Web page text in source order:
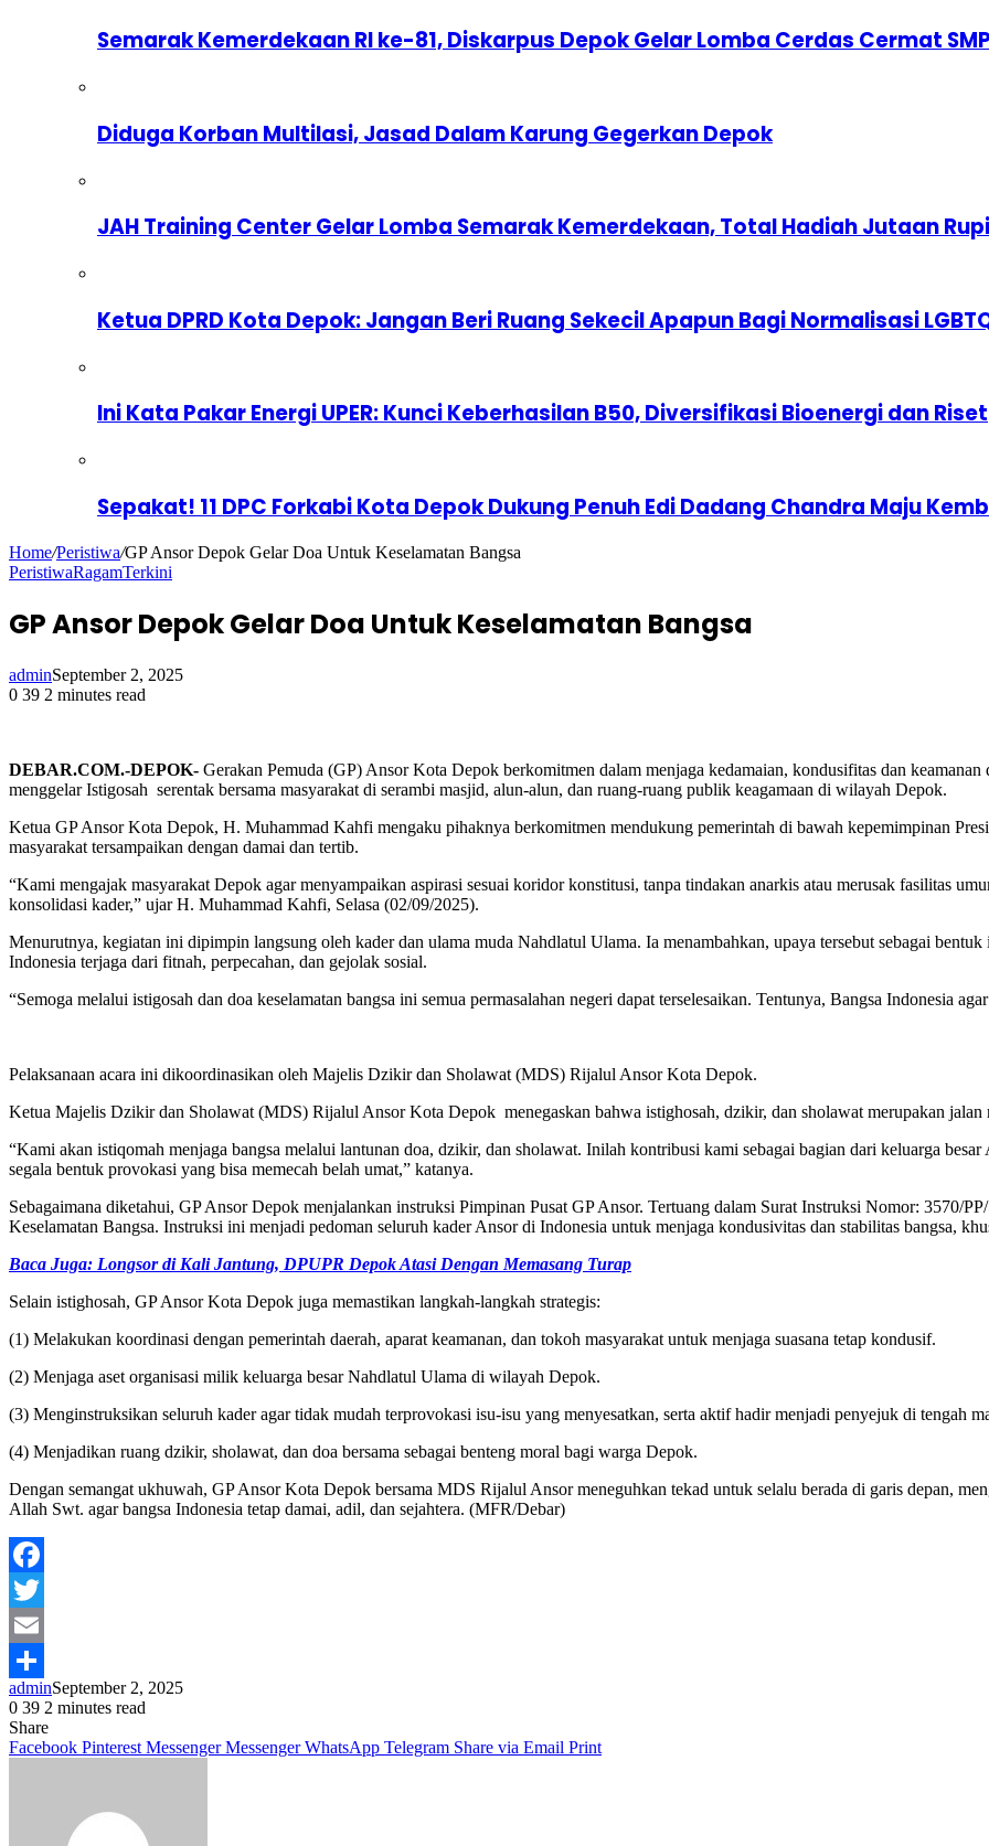
Semarak Kemerdekaan RI ke-81, Diskarpus Depok Gelar Lomba Cerdas Cermat
Diduga Korban Multilasi, Jasad Dalam Karung Gegerkan Depok
JAH Training Center Gelar Lomba Semarak Kemerdekaan, Total Hadiah Jutaan
Ketua DPRD Kota Depok: Jangan Beri Ruang Sekecil Apapun Bagi Normalisasi
Ini Kata Pakar Energi UPER: Kunci Keberhasilan B50, Diversifikasi Bioenergi dan Riset
Sepakat! 11 DPC Forkabi Kota Depok Dukung Penuh Edi Dadang Chandra Maju
Home/Peristiwa/GP Ansor Depok Gelar Doa Untuk Keselamatan Bangsa
PeristiwaRagamTerkini
GP Ansor Depok Gelar Doa Untuk Keselamatan Bangsa
adminSeptember 2, 2025
0 39 2 minutes read
DEBAR.COM.-DEPOK- Gerakan Pemuda (GP) Ansor Kota Depok berkomitmen dalam menjaga kedamaian, kondusifitas dan
menggelar Istigosah serentak bersama masyarakat di serambi masjid, alun-alun, dan ruang-ruang publik keagamaan di wilayah Depok.
Ketua GP Ansor Kota Depok, H. Muhammad Kahfi mengaku pihaknya berkomitmen mendukung pemerintah di bawah kepemimpinan
masyarakat tersampaikan dengan damai dan tertib.
“Kami mengajak masyarakat Depok agar menyampaikan aspirasi sesuai koridor konstitusi, tanpa tindakan anarkis atau merusak fasilitas
konsolidasi kader,” ujar H. Muhammad Kahfi, Selasa (02/09/2025).
Menurutnya, kegiatan ini dipimpin langsung oleh kader dan ulama muda Nahdlatul Ulama. Ia menambahkan, upaya tersebut sebagai
Indonesia terjaga dari fitnah, perpecahan, dan gejolak sosial.
“Semoga melalui istigosah dan doa keselamatan bangsa ini semua permasalahan negeri dapat terselesaikan. Tentunya, Bangsa Indonesia
Pelaksanaan acara ini dikoordinasikan oleh Majelis Dzikir dan Sholawat (MDS) Rijalul Ansor Kota Depok.
Ketua Majelis Dzikir dan Sholawat (MDS) Rijalul Ansor Kota Depok menegaskan bahwa istighosah, dzikir, dan sholawat merupakan
“Kami akan istiqomah menjaga bangsa melalui lantunan doa, dzikir, dan sholawat. Inilah kontribusi kami sebagai bagian dari keluarga
segala bentuk provokasi yang bisa memecah belah umat,” katanya.
Sebagaimana diketahui, GP Ansor Depok menjalankan instruksi Pimpinan Pusat GP Ansor. Tertuang dalam Surat Instruksi Nomor: 3570/
Keselamatan Bangsa. Instruksi ini menjadi pedoman seluruh kader Ansor di Indonesia untuk menjaga kondusivitas dan stabilitas bangsa,
Baca Juga: Longsor di Kali Jantung, DPUPR Depok Atasi Dengan Memasang Turap
Selain istighosah, GP Ansor Kota Depok juga memastikan langkah-langkah strategis:
(1) Melakukan koordinasi dengan pemerintah daerah, aparat keamanan, dan tokoh masyarakat untuk menjaga suasana tetap kondusif.
(2) Menjaga aset organisasi milik keluarga besar Nahdlatul Ulama di wilayah Depok.
(3) Menginstruksikan seluruh kader agar tidak mudah terprovokasi isu-isu yang menyesatkan, serta aktif hadir menjadi penyejuk di tengah
(4) Menjadikan ruang dzikir, sholawat, dan doa bersama sebagai benteng moral bagi warga Depok.
Dengan semangat ukhuwah, GP Ansor Kota Depok bersama MDS Rijalul Ansor meneguhkan tekad untuk selalu berada di garis depan,
Allah Swt. agar bangsa Indonesia tetap damai, adil, dan sejahtera. (MFR/Debar)
Facebook
Twitter
Email
Share
adminSeptember 2, 2025
0 39 2 minutes read
Share
Facebook Pinterest Messenger Messenger WhatsApp Telegram Share via Email Print